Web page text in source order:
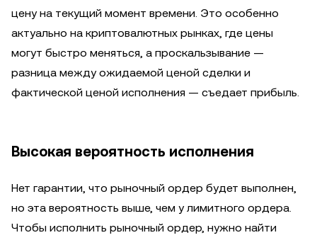
цену на текущий момент времени. Это особенно
актуально на криптовалютных рынках, где цены
могут быстро меняться, а проскальзывание —
разница между ожидаемой ценой сделки и
фактической ценой исполнения — съедает прибыль.
Высокая вероятность исполнения
Нет гарантии, что рыночный ордер будет выполнен,
но эта вероятность выше, чем у лимитного ордера.
Чтобы исполнить рыночный ордер, нужно найти